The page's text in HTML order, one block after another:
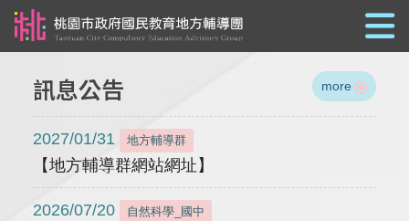
訊息公告 more
2027/01/31 地方輔導群
【地方輔導群網站網址】
2026/07/20 自然科學_國中